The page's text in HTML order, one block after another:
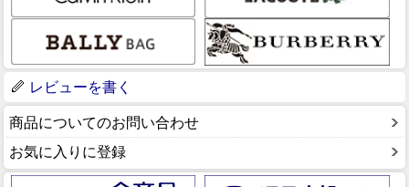
レビューを書く
商品についてのお問い合わせ
お気に入りに登録